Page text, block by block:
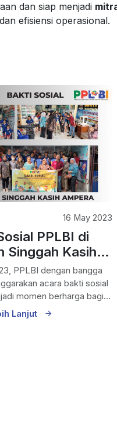
dan siap menjadi
efisiensi operasional.
16 May 2023
PPLBI di
Singgah Kasih
dengan bangga
acara bakti sosial
momen berharga bagi
Lanjut